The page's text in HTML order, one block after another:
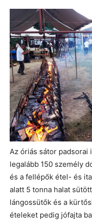
Az óriás sátor padsorai
legalább 150 személy
és a fellépők étel- és
alatt 5 tonna halat
lángossütők és a
ételeket pedig jófajta